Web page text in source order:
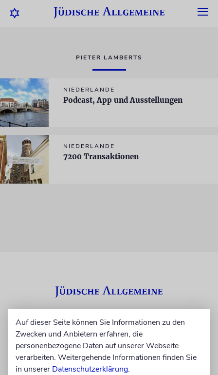
PIETER LAMBERTS
NIEDERLANDE
Podcast, App und Ausstellungen
NIEDERLANDE
7200 Transaktionen
Auf dieser Seite können Sie Informationen zu den
Zwecken und Anbietern erfahren, die
personenbezogene Daten auf unserer Webseite
verarbeiten. Weitergehende Informationen finden Sie
in unserer Datenschutzerklärung.